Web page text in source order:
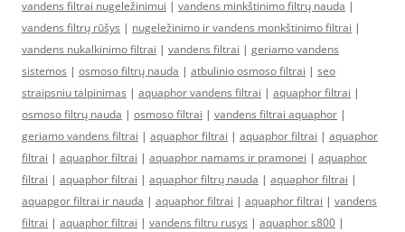
vandens filtrai nugeležinimui | vandens minkštinimo filtrų nauda |
vandens filtrų rūšys | nugeležinimo ir vandens monkštinimo filtrai |
vandens nukalkinimo filtrai | vandens filtrai | geriamo vandens
sistemos | osmoso filtrų nauda | atbulinio osmoso filtrai | seo
straipsniu talpinimas | aquaphor vandens filtrai | aquaphor filtrai |
osmoso filtrų nauda | osmoso filtrai | vandens filtrai aquaphor |
geriamo vandens filtrai | aquaphor filtrai | aquaphor filtrai | aquaphor
filtrai | aquaphor filtrai | aquaphor namams ir pramonei | aquaphor
filtrai | aquaphor filtrai | aquaphor filtrų nauda | aquaphor filtrai |
aquapgor filtrai ir nauda | aquaphor filtrai | aquaphor filtrai | vandens
filtrai | aquaphor filtrai | vandens filtru rusys | aquaphor s800 |